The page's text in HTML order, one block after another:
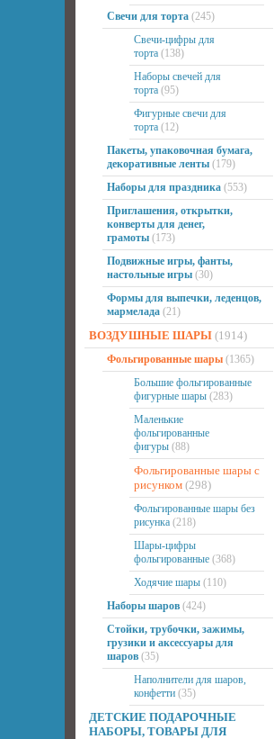
Свечи для торта (245)
Свечи-цифры для
торта (138)
Наборы свечей для
торта (95)
Фигурные свечи для
торта (12)
Пакеты, упаковочная бумага,
декоративные ленты (179)
Наборы для праздника (553)
Приглашения, открытки,
конверты для денег,
грамоты (173)
Подвижные игры, фанты,
настольные игры (30)
Формы для выпечки, леденцов,
мармелада (21)
ВОЗДУШНЫЕ ШАРЫ (1914)
Фольгированные шары (1365)
Большие фольгированные
фигурные шары (283)
Маленькие
фольгированные
фигуры (88)
Фольгированные шары с
рисунком (298)
Фольгированные шары без
рисунка (218)
Шары-цифры
фольгированные (368)
Ходячие шары (110)
Наборы шаров (424)
Стойки, трубочки, зажимы,
грузики и аксессуары для
шаров (35)
Наполнители для шаров,
конфетти (35)
ДЕТСКИЕ ПОДАРОЧНЫЕ
НАБОРЫ, ТОВАРЫ ДЛЯ